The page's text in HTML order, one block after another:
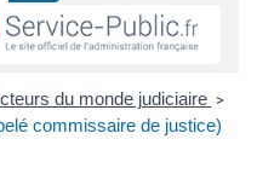
du monde judiciaire >
commissaire de justice)